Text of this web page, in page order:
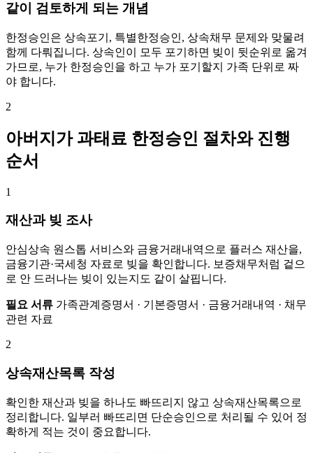
같이 검토하게 되는 개념
한정승인은 상속포기, 특별한정승인, 상속채무 문제와 맞물려
함께 다뤄집니다. 상속인이 모두 포기하면 빚이 뒷순위로 옮겨
가므로, 누가 한정승인을 하고 누가 포기할지 가족 단위로 짜
야 합니다.
2
아버지가 과태료 한정승인 절차와 진행
순서
1
재산과 빚 조사
안심상속 원스톱 서비스와 금융거래내역으로 플러스 재산을,
금융기관·국세청 자료로 빚을 확인합니다. 보증채무처럼 겉으
로 안 드러나는 빚이 있는지도 같이 살핍니다.
필요 서류 가족관계증명서 · 기본증명서 · 금융거래내역 · 채무
관련 자료
2
상속재산목록 작성
확인한 재산과 빚을 하나도 빠뜨리지 않고 상속재산목록으로
정리합니다. 일부러 빠뜨리면 단순승인으로 처리될 수 있어 정
확하게 적는 것이 중요합니다.